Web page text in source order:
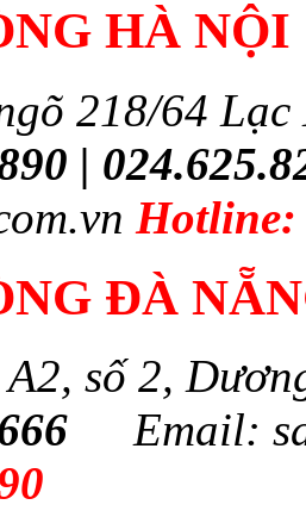
HÀ NỘI
218/64
|
Hotline:
ĐÀ
số 2,
Email: